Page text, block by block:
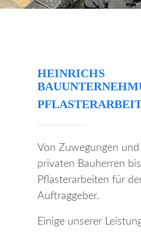
HEINRICHS
Von Zuwegungen
privaten Bauherren
Pflasterarbeiten für
Auftraggeber.
Einige unserer